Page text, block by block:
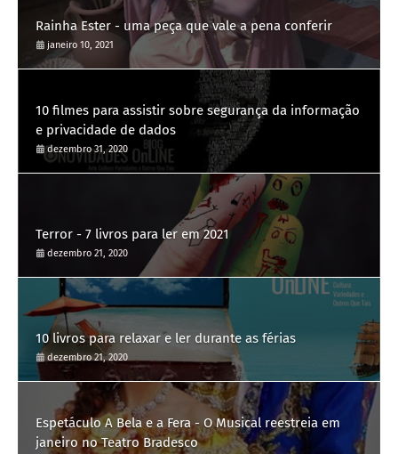
Rainha Ester - uma peça que vale a pena conferir
janeiro 10, 2021
10 filmes para assistir sobre segurança da informação
e privacidade de dados
dezembro 31, 2020
Terror - 7 livros para ler em 2021
dezembro 21, 2020
10 livros para relaxar e ler durante as férias
dezembro 21, 2020
Espetáculo A Bela e a Fera - O Musical reestreia em
janeiro no Teatro Bradesco